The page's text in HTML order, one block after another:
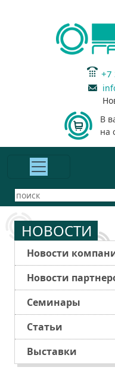
+7
В
на
НОВОСТИ
Новости
Новости
Семинары
Статьи
Выставки